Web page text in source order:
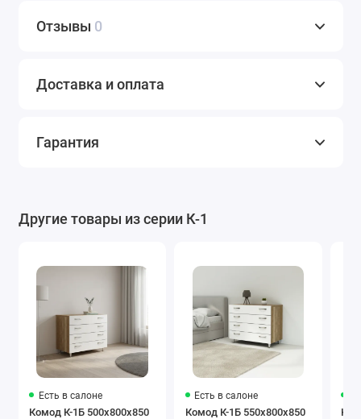
Отзывы 0
Доставка и оплата
Гарантия
Другие товары из серии К-1
Есть в салоне
Комод К-1Б 500x800x850
Есть в салоне
Комод К-1Б 550x800x850